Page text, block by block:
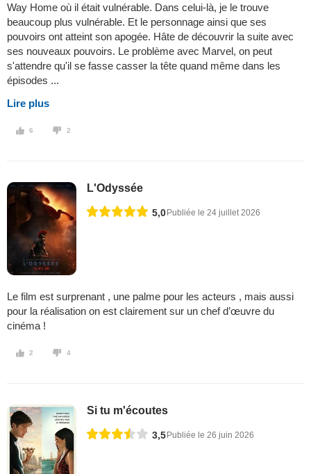
Way Home où il était vulnérable. Dans celui-là, je le trouve
beaucoup plus vulnérable. Et le personnage ainsi que ses
pouvoirs ont atteint son apogée. Hâte de découvrir la suite avec
ses nouveaux pouvoirs. Le problème avec Marvel, on peut
s'attendre qu'il se fasse casser la tête quand même dans les
épisodes ...
Lire plus
6 2
L'Odyssée
5,0 Publiée le 24 juillet 2026
Le film est surprenant , une palme pour les acteurs , mais aussi
pour la réalisation on est clairement sur un chef d’œuvre du
cinéma !
2 4
Si tu m'écoutes
3,5 Publiée le 26 juin 2026